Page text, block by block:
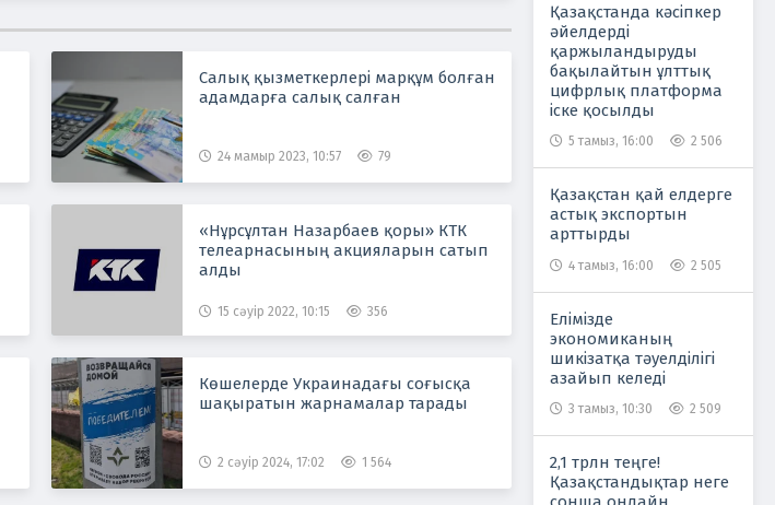
Салық қызметкерлері марқұм болған
адамдарға салық салған
24 мамыр 2023, 10:57 79
«Нұрсұлтан Назарбаев қоры» КТК
телеарнасының акцияларын сатып
алды
15 сәуір 2022, 10:15 356
Көшелерде Украинадағы соғысқа
шақыратын жарнамалар тарады
2 сәуір 2024, 17:02 1 564
Қазақстанда кәсіпкер
әйелдерді
қаржыландыруды
бақылайтын ұлттық
цифрлық платформа
іске қосылды
5 тамыз, 16:00 2 506
Қазақстан қай елдерге
астық экспортын
арттырды
4 тамыз, 16:00 2 505
Елімізде
экономиканың
шикізатқа тәуелділігі
азайып келеді
3 тамыз, 10:30 2 509
2,1 трлн теңге!
Қазақстандықтар неге